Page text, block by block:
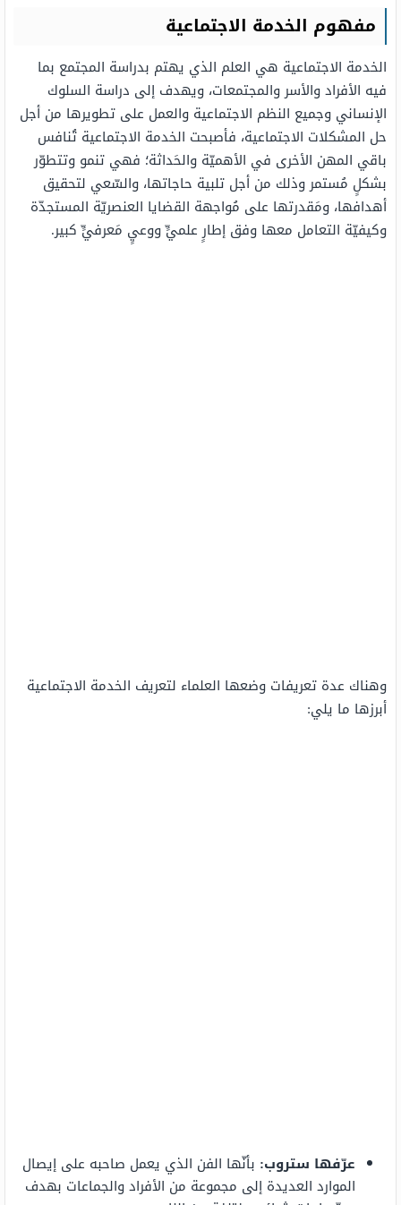
مفهوم الخدمة الاجتماعية
الخدمة الاجتماعية هي العلم الذي يهتم بدراسة المجتمع بما
فيه الأفراد والأسر والمجتمعات، ويهدف إلى دراسة السلوك
الإنساني وجميع النظم الاجتماعية والعمل على تطويرها من أجل
حل المشكلات الاجتماعية، فأصبحت الخدمة الاجتماعية تُنافس
باقي المهن الأخرى في الأهميّة والحَداثة؛ فهي تنمو وتتطوّر
بشكلٍ مُستمر وذلك من أجل تلبية حاجاتها، والسّعي لتحقيق
أهدافها، ومَقدرتها على مُواجهة القضايا العنصريّة المستجدّة
وكيفيّة التعامل معها وفق إطارٍ علميٍّ ووعيٍ مَعرفيٍّ كبير.
وهناك عدة تعريفات وضعها العلماء لتعريف الخدمة الاجتماعية
أبرزها ما يلي:
عرّفها ستروب: بأنّها الفن الذي يعمل صاحبه على إيصال
الموارد العديدة إلى مجموعة من الأفراد والجماعات بهدف